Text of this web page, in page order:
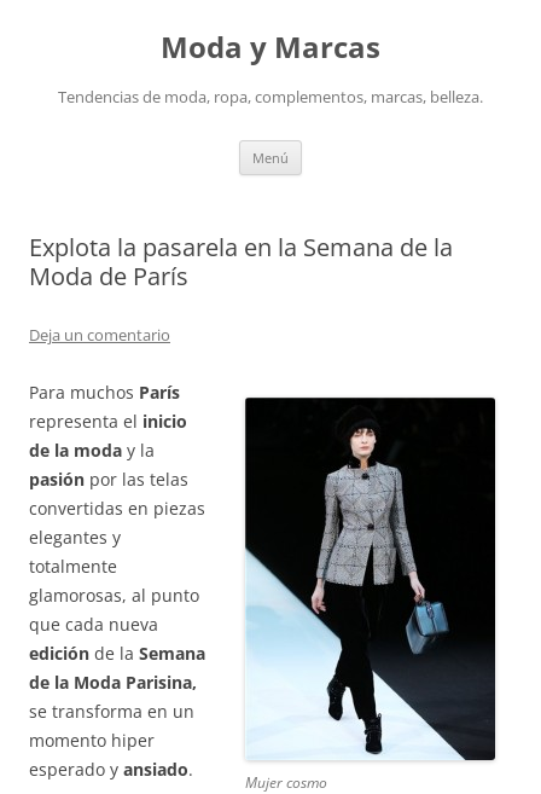
Moda y Marcas
Tendencias de moda, ropa, complementos, marcas, belleza.
Menú
Explota la pasarela en la Semana de la
Moda de París
Deja un comentario
Mujer cosmo
Para muchos París
representa el inicio
de la moda y la
pasión por las telas
convertidas en piezas
elegantes y
totalmente
glamorosas, al punto
que cada nueva
edición de la Semana
de la Moda Parisina,
se transforma en un
momento hiper
esperado y ansiado.